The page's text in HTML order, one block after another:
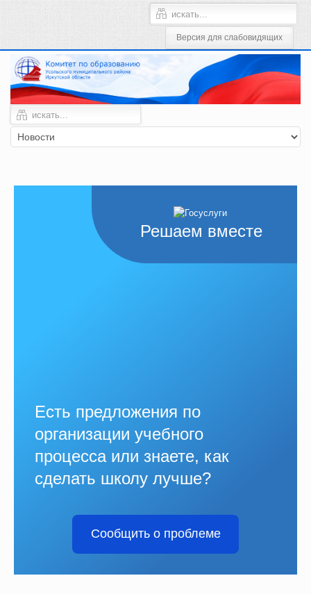
Решаем вместе
Есть предложения по
организации учебного
процесса или знаете, как
сделать школу лучше?
Сообщить о проблеме